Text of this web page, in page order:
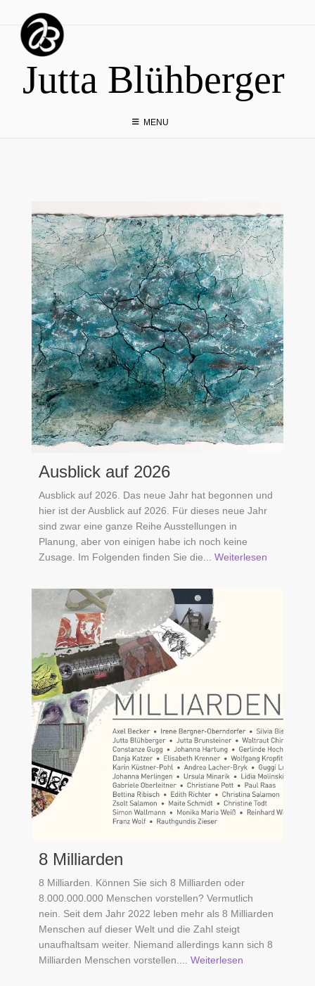
content
Jutta Blühberger
MENU
Ausblick auf 2026
Ausblick auf 2026. Das neue Jahr hat begonnen und
hier ist der Ausblick auf 2026. Für dieses neue Jahr
sind zwar eine ganze Reihe Ausstellungen in
Planung, aber von einigen habe ich noch keine
Zusage. Im Folgenden finden Sie die ... Weiterlesen
8 Milliarden
8 Milliarden. Können Sie sich 8 Milliarden oder
8.000.000.000 Menschen vorstellen? Vermutlich
nein. Seit dem Jahr 2022 leben mehr als 8 Milliarden
Menschen auf dieser Welt und die Zahl steigt
unaufhaltsam weiter. Niemand allerdings kann sich 8
Milliarden Menschen vorstellen.
... Weiterlesen